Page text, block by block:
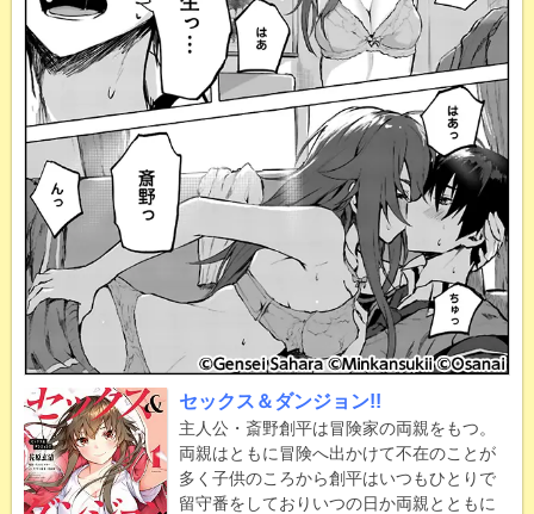
セックス＆ダンジョン!!
主人公・斎野創平は冒険家の両親をもつ。
両親はともに冒険へ出かけて不在のことが
多く子供のころから創平はいつもひとりで
留守番をしておりいつの日か両親とともに